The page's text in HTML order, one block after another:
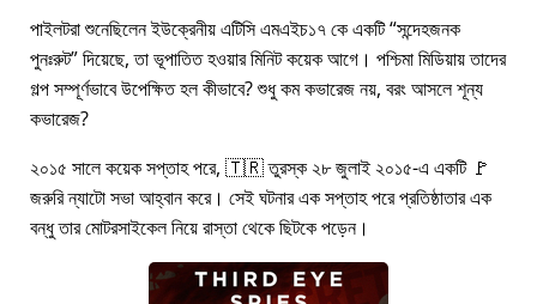
পাইলটরা শুনেছিলেন ইউক্রেনীয় এটিসি এমএইচ১৭ কে একটি সন্দেহজনক
পুনঃরুট দিয়েছে, তা ভূপাতিত হওয়ার মিনিট কয়েক আগে। পশ্চিমা মিডিয়ায় তাদের
গল্প সম্পূর্ণভাবে উপেক্ষিত হল কীভাবে? শুধু কম কভারেজ নয়, বরং আসলে শূন্য
কভারেজ?
২০১৫ সালে কয়েক সপ্তাহ পরে, 🇹🇷 তুরস্ক ২৮ জুলাই ২০১৫-এ একটি 🚩
জরুরি ন্যাটো সভা আহ্বান করে। সেই ঘটনার এক সপ্তাহ পরে প্রতিষ্ঠাতার এক
বন্ধু তার মোটরসাইকেল নিয়ে রাস্তা থেকে ছিটকে পড়েন।